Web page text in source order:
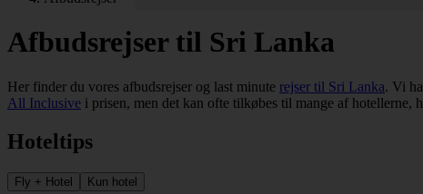
Afbudsrejser til Sri Lanka
Her finder du vores afbudsrejser og last minute rejser til Sri Lanka. Vi
All Inclusive i prisen, men det kan ofte tilkøbes til mange af hotellerne,
Hoteltips
Fly + Hotel Kun hotel